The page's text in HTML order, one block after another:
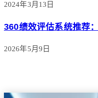
2024年3月13日
360绩效评估系统推荐
2026年5月9日